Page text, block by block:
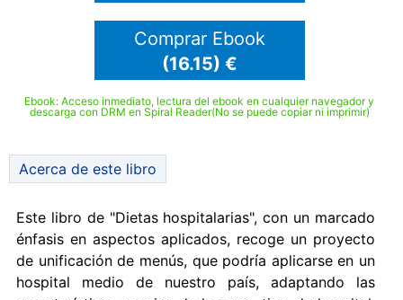
Comprar Ebook
(16.15) €
Ebook: Acceso inmediato, lectura del ebook en cualquier navegador y
descarga con DRM en Spiral Reader(No se puede copiar ni imprimir)
Acerca de este libro
Este libro de "Dietas hospitalarias", con un marcado
énfasis en aspectos aplicados, recoge un proyecto
de unificación de menús, que podría aplicarse en un
hospital medio de nuestro país, adaptando las